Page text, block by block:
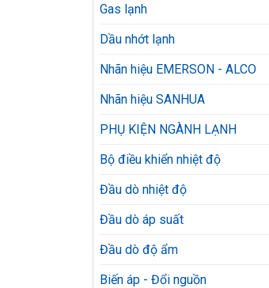
Gas lạnh
Dầu nhớt lạnh
Nhãn hiệu EMERSON - ALCO
Nhãn hiệu SANHUA
PHỤ KIỆN NGÀNH LẠNH
Bộ điều khiển nhiệt độ
Đầu dò nhiệt độ
Đầu dò áp suất
Đầu dò độ ẩm
Biến áp - Đổi nguồn